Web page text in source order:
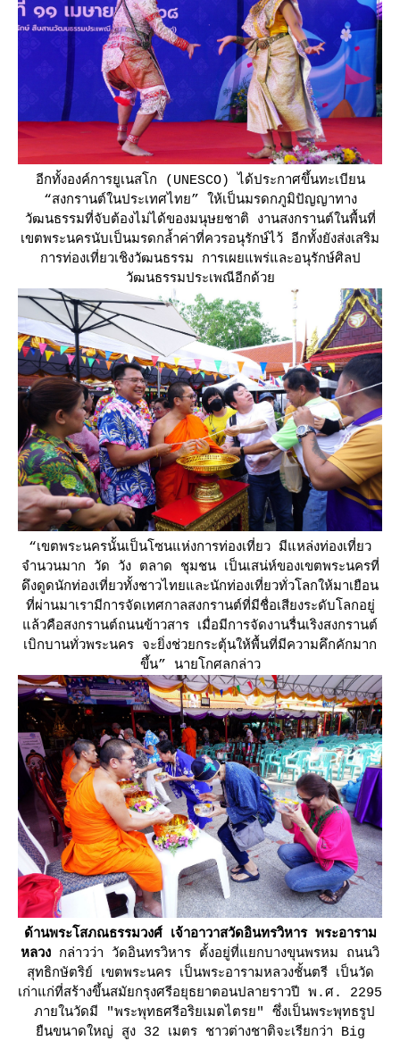
อีกทั้งองค์การยูเนสโก (UNESCO) ได้ประกาศขึ้นทะเบียน
“สงกรานต์ในประเทศไทย” ให้เป็นมรดกภูมิปัญญาทาง
วัฒนธรรมที่จับต้องไม่ได้ของมนุษยชาติ งานสงกรานต์ในพื้นที่
เขตพระนครนับเป็นมรดกล้ำค่าที่ควรอนุรักษ์ไว้ อีกทั้งยังส่งเสริม
การท่องเที่ยวเชิงวัฒนธรรม การเผยแพร่และอนุรักษ์ศิลป
วัฒนธรรมประเพณีอีกด้ว
“เขตพระนครนั้นเป็นโซนแห่งการท่องเที่ยว มีแหล่งท่องเที่ยว
จำนวนมาก วัด วัง ตลาด ชุมชน เป็นเสน่ห์ของเขตพระนครที่
ดึงดูดนักท่องเที่ยวทั้งชาวไทยและนักท่องเที่ยวทั่วโลกให้มาเยือน
ที่ผ่านมาเรามีการจัดเทศกาลสงกรานต์ที่มีชื่อเสียงระดับโลกอยู่
ล้วคือสงกรานต์ถนนข้าวสาร เมื่อมีการจัดงานรื่นเริงสงกรานต์
เบิกบานทั่วพระนคร จะยิ่งช่วยกระตุ้นให้พื้นที่มีความคึกคักมาก
ขึ้น” นายโกศลกล่าว
ด้านพระโสภณธรรมวงศ์ เจ้าอาวาสวัดอินทรวิหาร พระอาราม
หลวง กล่าวว่า วัดอินทรวิหาร ตั้งอยู่ที่แยกบางขุนพรหม ถนนวิ
สุทธิกษัตริย์ เขตพระนคร เป็นพระอารามหลวงชั้นตรี เป็นวัด
เก่าแก่ที่สร้างขึ้นสมัยกรุงศรีอยุธยาตอนปลายราวปี พ.ศ. 2295
ภายในวัดมี "พระพุทธศรีอริยเมตไตรย" ซึ่งเป็นพระพุทธรูป
ืนขนาดใหญ่ สูง 32 เมตร ชาวต่างชาติจะเรียกว่า Big